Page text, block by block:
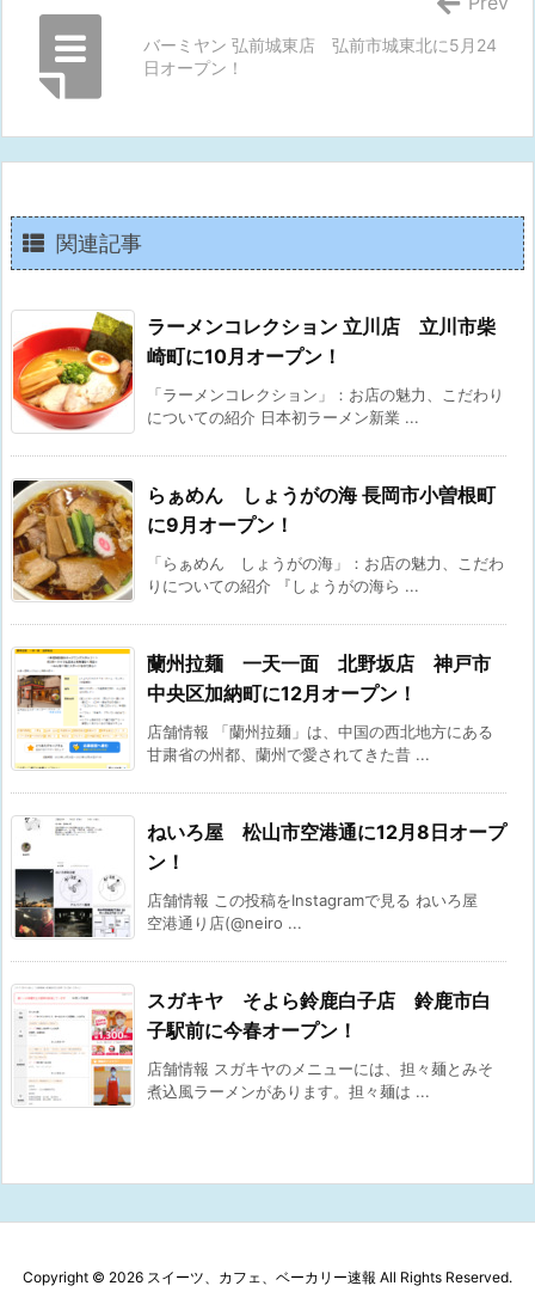
バーミヤン 弘前城東店 弘前市城東北に5月24
日オープン！
関連記事
ラーメンコレクション 立川店 立川市柴
崎町に10月オープン！
「ラーメンコレクション」：お店の魅力、こだわり
についての紹介 日本初ラーメン新業 ...
らぁめん しょうがの海 長岡市小曽根町
に9月オープン！
「らぁめん しょうがの海」：お店の魅力、こだわ
りについての紹介 『しょうがの海ら ...
蘭州拉麺 一天一面 北野坂店 神戸市
中央区加納町に12月オープン！
店舗情報 「蘭州拉麺」は、中国の西北地方にある
甘粛省の州都、蘭州で愛されてきた昔 ...
ねいろ屋 松山市空港通に12月8日オープ
ン！
店舗情報 この投稿をInstagramで見る ねいろ屋
空港通り店(@neiro ...
スガキヤ そよら鈴鹿白子店 鈴鹿市白
子駅前に今春オープン！
店舗情報 スガキヤのメニューには、担々麺とみそ
煮込風ラーメンがあります。担々麺は ...
Copyright © 2026 スイーツ、カフェ、ベーカリー速報 All Rights Reserved.